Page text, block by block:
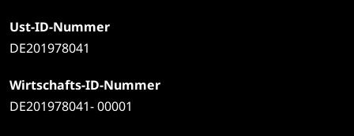
Ust-ID-Nummer
DE201978041
Wirtschafts-ID-Nummer
DE201978041- 00001